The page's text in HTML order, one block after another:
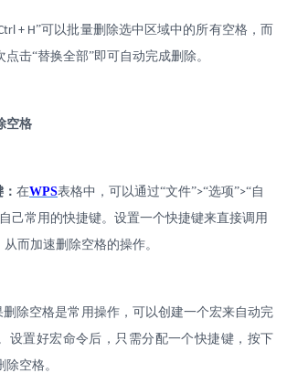
+ H”可以批量删除选中区域中的所有空格，而
击“替换全部”即可自动完成删除。
空格
在WPS表格中，可以通过“文件”>“选项”>“自
己常用的快捷键。设置一个快捷键来直接调用
而加速删除空格的操作。
删除空格是常用操作，可以创建一个宏来自动完
设置好宏命令后，只需分配一个快捷键，按下
空格。